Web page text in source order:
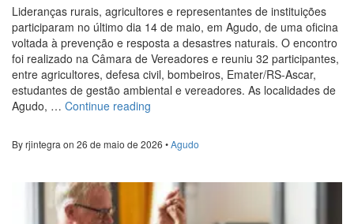
Lideranças rurais, agricultores e representantes de instituições
participaram no último dia 14 de maio, em Agudo, de uma oficina
voltada à prevenção e resposta a desastres naturais. O encontro
foi realizado na Câmara de Vereadores e reuniu 32 participantes,
entre agricultores, defesa civil, bombeiros, Emater/RS-Ascar,
estudantes de gestão ambiental e vereadores. As localidades de
Agudo, … Continue reading
sobre
e
resposta
desastres
By rjintegra on 26 de maio de 2026 •Agudo